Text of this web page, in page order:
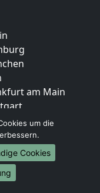
am Main
um die
Cookies